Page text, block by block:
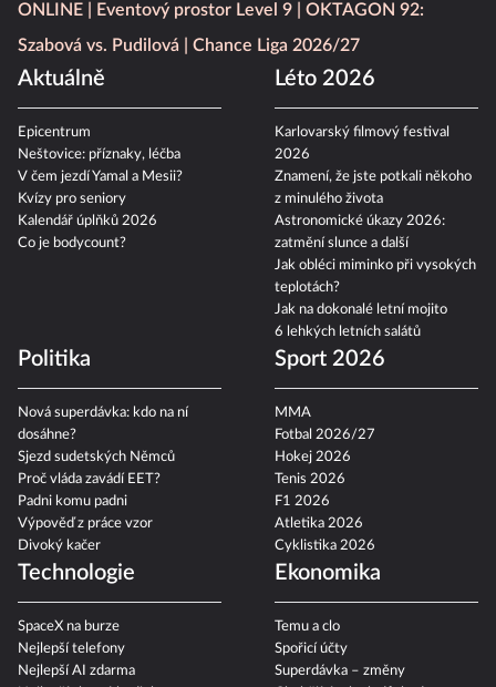
ONLINE
Eventový prostor Level 9
OKTAGON 92:
Szabová vs. Pudilová
Chance Liga 2026/27
Aktuálně
Epicentrum
Neštovice: příznaky, léčba
V čem jezdí Yamal a Mesii?
Kvízy pro seniory
Kalendář úplňků 2026
Co je bodycount?
Léto 2026
Karlovarský filmový festival
2026
Znamení, že jste potkali někoho
z minulého života
Astronomické úkazy 2026:
zatmění slunce a další
Jak obléci miminko při vysokých
teplotách?
Jak na dokonalé letní mojito
6 lehkých letních salátů
Politika
Nová superdávka: kdo na ní
dosáhne?
Sjezd sudetských Němců
Proč vláda zavádí EET?
Padni komu padni
Výpověď z práce vzor
Divoký kačer
Sport 2026
MMA
Fotbal 2026/27
Hokej 2026
Tenis 2026
F1 2026
Atletika 2026
Cyklistika 2026
Technologie
SpaceX na burze
Nejlepší telefony
Nejlepší AI zdarma
Ekonomika
Temu a clo
Spořicí účty
Superdávka – změny